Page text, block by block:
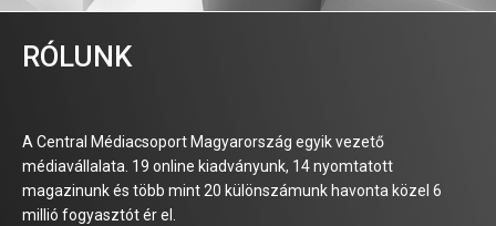
RÓLUNK
A Central Médiacsoport Magyarország egyik vezető
médiavállalata. 19 online kiadványunk, 14 nyomtatott
magazinunk és több mint 20 különszámunk havonta közel 6
millió fogyasztót ér el.